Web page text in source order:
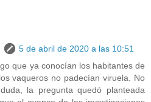
5 de abril de 2020 a las 10:51
que ya conocían los habitantes de
vaqueros no padecían viruela. No
la pregunta quedó planteada